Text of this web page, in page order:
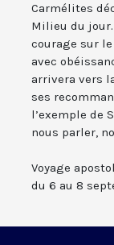
Carmélites
Milieu du
courage sur
avec
arrivera vers
ses
l’exemple de
nous parler,
Voyage
du 6 au 8